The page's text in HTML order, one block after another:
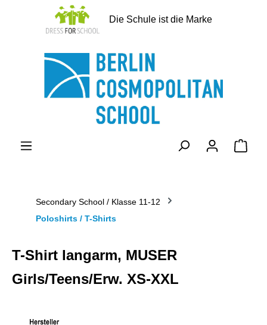
springen
Die Schule ist die Marke
Secondary School / Klasse 11-12
Poloshirts / T-Shirts
T-Shirt langarm, MUSER
Girls/Teens/Erw. XS-XXL